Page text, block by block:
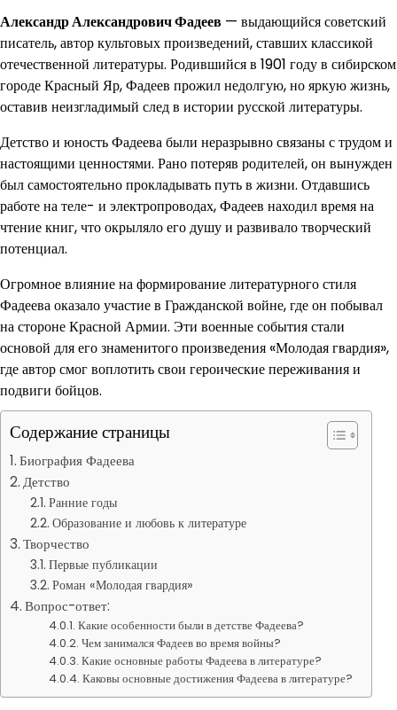
Александр Александрович Фадеев — выдающийся советский
писатель, автор культовых произведений, ставших классикой
отечественной литературы. Родившийся в 1901 году в сибирском
городе Красный Яр, Фадеев прожил недолгую, но яркую жизнь,
оставив неизгладимый след в истории русской литературы.
Детство и юность Фадеева были неразрывно связаны с трудом и
настоящими ценностями. Рано потеряв родителей, он вынужден
был самостоятельно прокладывать путь в жизни. Отдавшись
работе на теле- и электропроводах, Фадеев находил время на
чтение книг, что окрыляло его душу и развивало творческий
потенциал.
Огромное влияние на формирование литературного стиля
Фадеева оказало участие в Гражданской войне, где он побывал
на стороне Красной Армии. Эти военные события стали
основой для его знаменитого произведения «Молодая гвардия»,
где автор смог воплотить свои героические переживания и
подвиги бойцов.
Содержание страницы
Биография Фадеева
Детство
Ранние годы
Образование и любовь к литературе
Творчество
Первые публикации
Роман «Молодая гвардия»
Вопрос-ответ:
Какие особенности были в детстве Фадеева?
Чем занимался Фадеев во время войны?
Какие основные работы Фадеева в литературе?
Каковы основные достижения Фадеева в литературе?